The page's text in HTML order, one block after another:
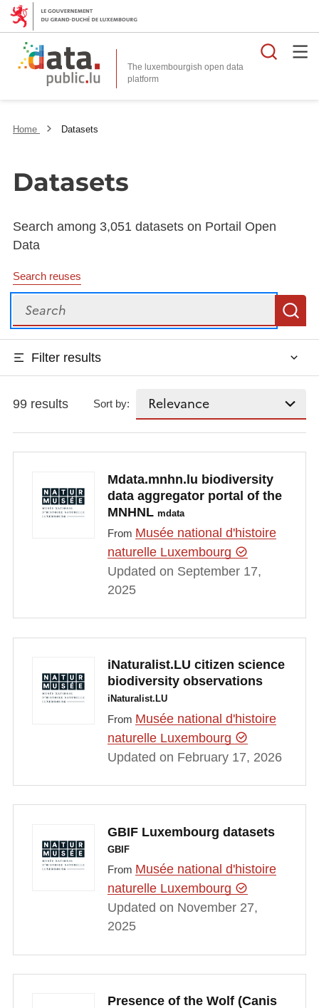
The luxembourgish open data
platform
Home Datasets
Datasets
Search among 3,051 datasets on Portail Open
Data
Search reuses
Search
Filter results
99 results Sort by:
Mdata.mnhn.lu biodiversity
data aggregator portal of the
MNHNL mdata
From Musée national d'histoire
naturelle Luxembourg
Updated on September 17,
2025
iNaturalist.LU citizen science
biodiversity observations
iNaturalist.LU
From Musée national d'histoire
naturelle Luxembourg
Updated on February 17, 2026
GBIF Luxembourg datasets
GBIF
From Musée national d'histoire
naturelle Luxembourg
Updated on November 27,
2025
Presence of the Wolf (Canis